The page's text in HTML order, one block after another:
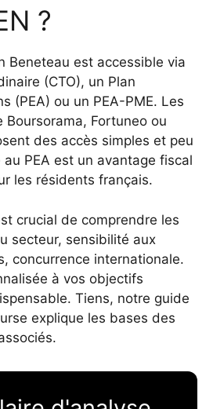
?
Beneteau est accessible via
(CTO), un Plan
(PEA) ou un PEA-PME. Les
Boursorama, Fortuneo ou
des accès simples et peu
au PEA est un avantage fiscal
les résidents français.
crucial de comprendre les
secteur, sensibilité aux
concurrence internationale.
à vos objectifs
Tiens, notre guide
explique les bases des